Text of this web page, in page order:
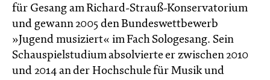
für Gesang am Richard-Strauß-Konservatorium
und gewann 2005 den Bundeswettbewerb
»Jugend musiziert« im Fach Sologesang. Sein
Schauspielstudium absolvierte er zwischen 2010
und 2014 an der Hochschule für Musik und